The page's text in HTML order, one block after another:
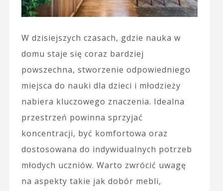
W dzisiejszych czasach, gdzie nauka w
domu staje się coraz bardziej
powszechna, stworzenie odpowiedniego
miejsca do nauki dla dzieci i młodzieży
nabiera kluczowego znaczenia. Idealna
przestrzeń powinna sprzyjać
koncentracji, być komfortowa oraz
dostosowana do indywidualnych potrzeb
młodych uczniów. Warto zwrócić uwagę
na aspekty takie jak dobór mebli,